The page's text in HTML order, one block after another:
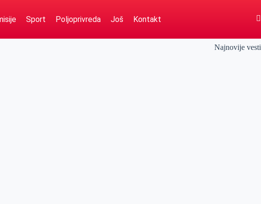
Sport Poljoprivreda Još Kontakt
Najnovije vesti